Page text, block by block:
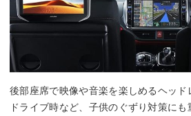
後部座席で映像や音楽を楽しめるヘッ
ドライブ時など、子供のぐずり対策に